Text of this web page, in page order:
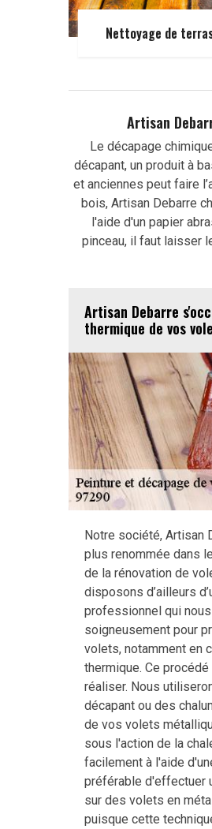
Nettoyage de
Artisan
Le décapage
décapant, un produit à
et anciennes peut faire
bois, Artisan Debarre
l'aide d'un papier
pinceau, il faut laisser
Artisan Debarre
thermique de vos
Notre société, Artisan
plus renommée dans
de la rénovation de
disposons d’ailleurs
professionnel qui
soigneusement pour
volets, notamment en
thermique. Ce
réaliser. Nous
décapant ou des
de vos volets
sous l'action de la
facilement à l'aide
préférable d'effectuer
sur des volets en
puisque cette